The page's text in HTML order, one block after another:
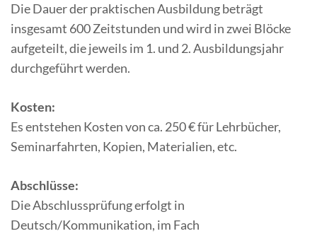
Die Dauer der praktischen Ausbildung beträgt
insgesamt 600 Zeitstunden und wird in zwei Blöcke
aufgeteilt, die jeweils im 1. und 2. Ausbildungsjahr
durchgeführt werden.
Kosten:
Es entstehen Kosten von ca. 250 € für Lehrbücher,
Seminarfahrten, Kopien, Materialien, etc.
Abschlüsse:
Die Abschlussprüfung erfolgt in
Deutsch/Kommunikation, im Fach